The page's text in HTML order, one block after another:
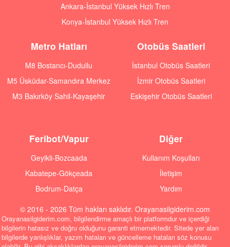
Ankara-İstanbul Yüksek Hızlı Tren
Konya-İstanbul Yüksek Hızlı Tren
Metro Hatları
M8 Bostancı-Dudullu
M5 Üsküdar-Samandıra Merkez
M3 Bakırköy Sahil-Kayaşehir
Otobüs Saatleri
İstanbul Otobüs Saatleri
İzmir Otobüs Saatleri
Eskişehir Otobüs Saatleri
Feribot/Vapur
Geyikli-Bozcaada
Kabatepe-Gökçeada
Bodrum-Datça
Diğer
Kullanım Koşulları
İletişim
Yardım
© 2016 - 2026 Tüm hakları saklıdır. Orayanasilgiderim.com
Orayanasilgiderim.com, bilgilendirme amaçlı bir platformdur ve içerdiği
bilgilerin hatasız ve doğru olduğunu garanti etmemektedir. Sitede yer alan
bilgilerde yanlışlıklar, yazım hataları ve güncelleme hataları söz konusu